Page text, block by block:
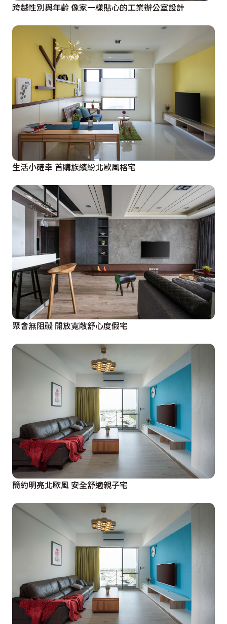
跨越性別與年齡 像家一樣貼心的工業辦公室設計
生活小確幸 首購族繽紛北歐風格宅
聚會無阻礙 開放寬敞舒心度假宅
簡約明亮北歐風 安全舒適親子宅